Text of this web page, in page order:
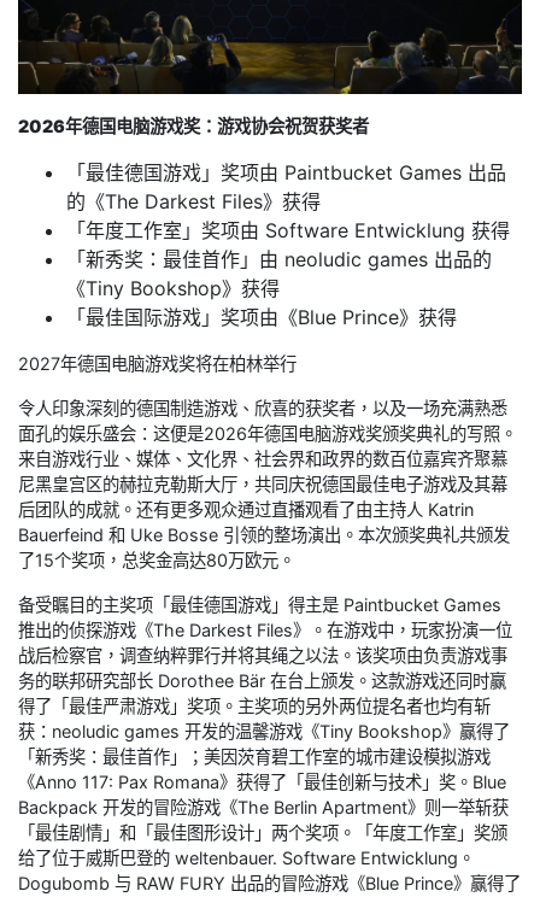
2026年德国电脑游戏奖：游戏协会祝贺获奖者
「最佳德国游戏」奖项由 Paintbucket Games 出品
的《The Darkest Files》获得
「年度工作室」奖项由 Software Entwicklung 获得
「新秀奖：最佳首作」由 neoludic games 出品的
《Tiny Bookshop》获得
「最佳国际游戏」奖项由《Blue Prince》获得
2027年德国电脑游戏奖将在柏林举行
令人印象深刻的德国制造游戏、欣喜的获奖者，以及一场充满熟悉
面孔的娱乐盛会：这便是2026年德国电脑游戏奖颁奖典礼的写照。
来自游戏行业、媒体、文化界、社会界和政界的数百位嘉宾齐聚慕
尼黑皇宫区的赫拉克勒斯大厅，共同庆祝德国最佳电子游戏及其幕
后团队的成就。还有更多观众通过直播观看了由主持人 Katrin
Bauerfeind 和 Uke Bosse 引领的整场演出。本次颁奖典礼共颁发
了15个奖项，总奖金高达80万欧元。
备受瞩目的主奖项「最佳德国游戏」得主是 Paintbucket Games
推出的侦探游戏《The Darkest Files》。在游戏中，玩家扮演一位
战后检察官，调查纳粹罪行并将其绳之以法。该奖项由负责游戏事
务的联邦研究部长 Dorothee Bär 在台上颁发。这款游戏还同时赢
得了「最佳严肃游戏」奖项。主奖项的另外两位提名者也均有斩
获：neoludic games 开发的温馨游戏《Tiny Bookshop》赢得了
「新秀奖：最佳首作」；美因茨育碧工作室的城市建设模拟游戏
《Anno 117: Pax Romana》获得了「最佳创新与技术」奖。Blue
Backpack 开发的冒险游戏《The Berlin Apartment》则一举斩获
「最佳剧情」和「最佳图形设计」两个奖项。「年度工作室」奖颁
给了位于威斯巴登的 weltenbauer. Software Entwicklung。
Dogubomb 与 RAW FURY 出品的冒险游戏《Blue Prince》赢得了